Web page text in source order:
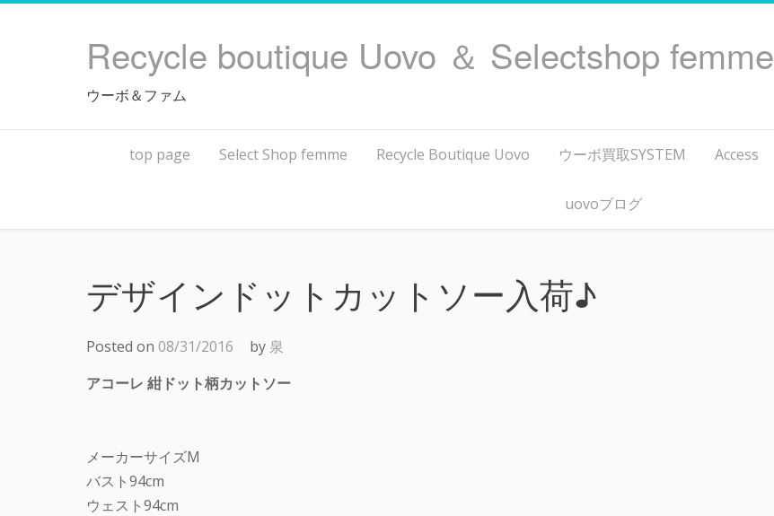
Recycle boutique Uovo ＆ Selectshop femme
ウーボ＆ファム
top page Select Shop femme Recycle Boutique Uovo ウーボ買取SYSTEM Access
uovoブログ
デザインドットカットソー入荷♪
Posted on 08/31/2016 by 泉
アコーレ 紺ドット柄カットソー
メーカーサイズM
バスト94cm
ウェスト94cm